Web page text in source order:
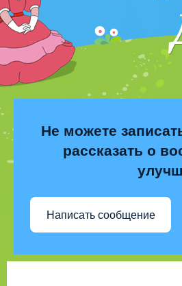
Не можете
рассказать о
Написать сообщение